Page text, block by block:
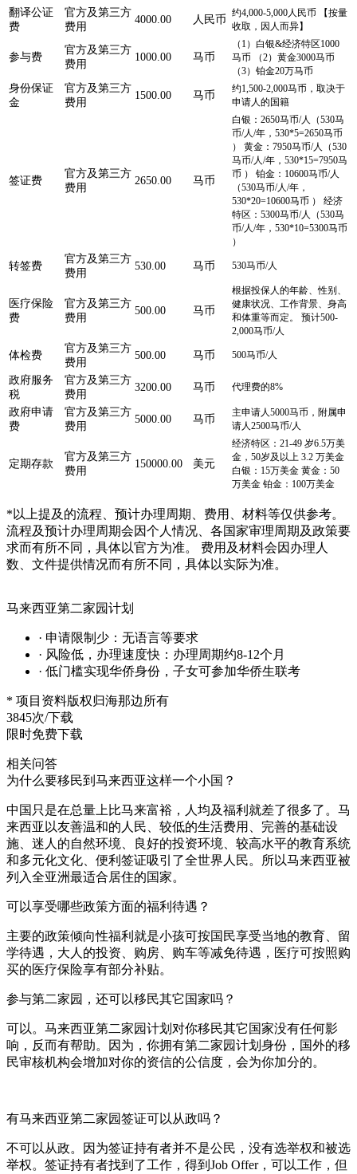
翻译公证
费
官方及第三方
费用
4000.00 人民币
约4,000-5,000人民币 【按量
收取，因人而异】
参与费
官方及第三方
费用
1000.00 马币
（1）白银&经济特区1000
马币 （2）黄金3000马币
（3）铂金20万马币
身份保证
金
官方及第三方
费用
1500.00 马币
约1,500-2,000马币，取决于
申请人的国籍
签证费
官方及第三方
费用
2650.00 马币
白银：2650马币/人（530马
币/人/年，530*5=2650马币
） 黄金：7950马币/人（530
马币/人/年，530*15=7950马
币 ） 铂金：10600马币/人
（530马币/人/年，
530*20=10600马币 ） 经济
特区：5300马币/人（530马
币/人/年，530*10=5300马币
）
转签费
官方及第三方
费用
530.00 马币 530马币/人
医疗保险
费
官方及第三方
费用
500.00 马币
根据投保人的年龄、性别、
健康状况、工作背景、身高
和体重等而定。 预计500-
2,000马币/人
体检费
官方及第三方
费用
500.00 马币 500马币/人
政府服务
税
官方及第三方
费用
3200.00 马币 代理费的8%
政府申请
费
官方及第三方
费用
5000.00 马币
主申请人5000马币，附属申
请人2500马币/人
定期存款
官方及第三方
费用
150000.00 美元
经济特区：21-49 岁6.5万美
金，50岁及以上 3.2 万美金
白银：15万美金 黄金：50
万美金 铂金：100万美金
*以上提及的流程、预计办理周期、费用、材料等仅供参考。
流程及预计办理周期会因个人情况、各国家审理周期及政策要
求而有所不同，具体以官方为准。 费用及材料会因办理人
数、文件提供情况而有所不同，具体以实际为准。
马来西亚第二家园计划
· 申请限制少：无语言等要求
· 风险低，办理速度快：办理周期约8-12个月
· 低门槛实现华侨身份，子女可参加华侨生联考
* 项目资料版权归海那边所有
3845次/下载
限时免费下载
相关问答
为什么要移民到马来西亚这样一个小国？
中国只是在总量上比马来富裕，人均及福利就差了很多了。马
来西亚以友善温和的人民、较低的生活费用、完善的基础设
施、迷人的自然环境、良好的投资环境、较高水平的教育系统
和多元化文化、便利签证吸引了全世界人民。所以马来西亚被
列入全亚洲最适合居住的国家。
可以享受哪些政策方面的福利待遇？
主要的政策倾向性福利就是小孩可按国民享受当地的教育、留
学待遇，大人的投资、购房、购车等减免待遇，医疗可按照购
买的医疗保险享有部分补贴。
参与第二家园，还可以移民其它国家吗？
可以。马来西亚第二家园计划对你移民其它国家没有任何影
响，反而有帮助。因为，你拥有第二家园计划身份，国外的移
民审核机构会增加对你的资信的公信度，会为你加分的。
有马来西亚第二家园签证可以从政吗？
不可以从政。因为签证持有者并不是公民，没有选举权和被选
举权。签证持有者找到了工作，得到Job Offer，可以工作，但